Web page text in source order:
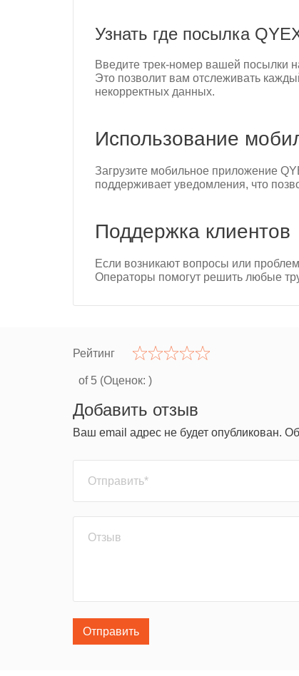
Узнать где посылка
Введите трек-номер вашей посылки
Это позволит вам отслеживать
некорректных данных.
Использование
Загрузите мобильное приложение
поддерживает уведомления, что
Поддержка клиентов
Если возникают вопросы или
Операторы помогут решить любые
Рейтинг
of 5 (Оценок: )
Добавить отзыв
Ваш email адрес не будет опубликован.
Отправить